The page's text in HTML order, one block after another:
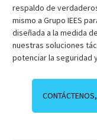
respaldo de
mismo a Grupo IEES
diseñada a la medida
nuestras soluciones
potenciar la seguridad